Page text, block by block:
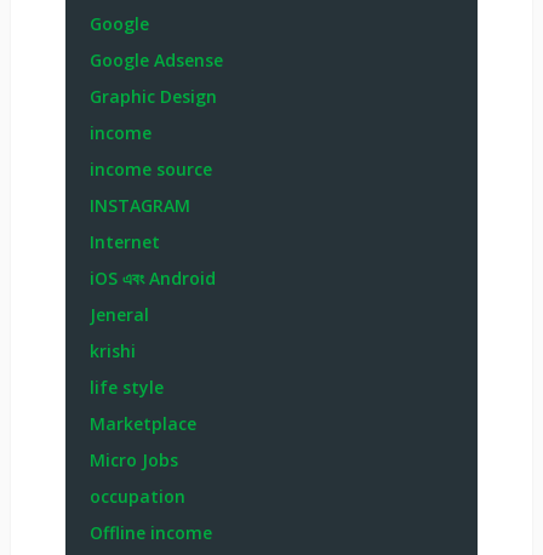
Google
Google Adsense
Graphic Design
income
income source
INSTAGRAM
Internet
iOS এবং Android
Jeneral
krishi
life style
Marketplace
Micro Jobs
occupation
Offline income